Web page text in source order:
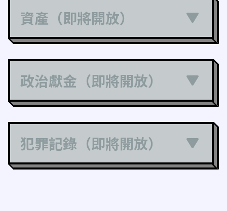
資產（即將開放）
政治獻金（即將開放）
犯罪記錄（即將開放）